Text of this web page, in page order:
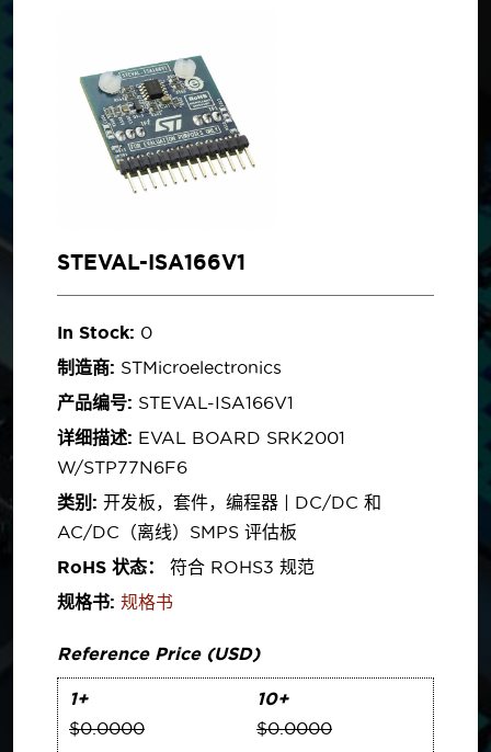
STEVAL-ISA166V1
In Stock: 0
制造商: STMicroelectronics
产品编号: STEVAL-ISA166V1
详细描述: EVAL BOARD SRK2001
W/STP77N6F6
类别: 开发板，套件，编程器 | DC/DC 和
AC/DC（离线）SMPS 评估板
RoHS 状态：
符合 ROHS3 规范
规格书: 规格书
Reference Price (USD)
1+
$0.0000
10+
$0.0000